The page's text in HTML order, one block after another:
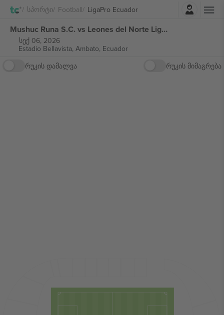
Სპორტი Football LigaPro Ecuadorშესვლა
Mushuc Runa S.C. vs Leones del Norte LigaPro Ecuador ბილეთი
სექ 06, 2026
Estadio Bellavista, Ambato, Ecuador
რუკის დამალვა
რუკის მიმაგრება